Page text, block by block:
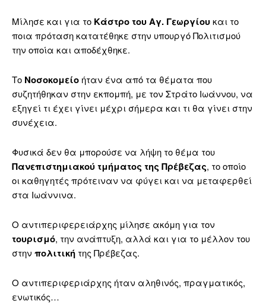
Μίλησε και για το Κάστρο του Αγ. Γεωργίουκαι το
ποια πρόταση κατατέθηκε στην υπουργό Πολιτισμού
την οποία και αποδέχθηκε.
Το Νοσοκομείο ήταν ένα από τα θέματα που
συζητήθηκαν στην εκπομπή, με τον Στράτο Ιωάννου, να
εξηγεί τι έχει γίνει μέχρι σήμερα και τι θα γίνει στην
συνέχεια.
Φυσικά δεν θα μπορούσε να λήψη το θέμα του
Πανεπιστημιακού τμήματος της Πρέβεζας, το οποίο
οι καθηγητές πρότειναν να φύγει και να μεταφερθεί
στα Ιωάννινα.
Ο αντιπεριφερειάρχης μίλησε ακόμη για τον
τουρισμό, την ανάπτυξη, αλλά και για το μέλλον του
στην πολιτική της Πρέβεζας.
Ο αντιπεριφεριάρχης ήταν αληθινός, πραγματικός,
ενωτικός…